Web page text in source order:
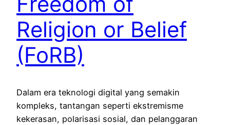
Religion or Belief
(FoRB)
Dalam era teknologi digital yang semakin
kompleks, tantangan seperti ekstremisme
kekerasan, polarisasi sosial, dan pelanggaran